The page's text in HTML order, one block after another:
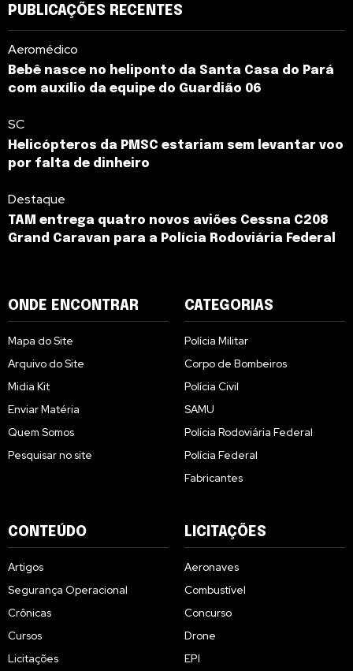
PUBLICAÇÕES RECENTES
Aeromédico
Bebê nasce no heliponto da Santa Casa do Pará
com auxílio da equipe do Guardião 06
SC
Helicópteros da PMSC estariam sem levantar voo
por falta de dinheiro
Destaque
TAM entrega quatro novos aviões Cessna C208
Grand Caravan para a Polícia Rodoviária Federal
ONDE ENCONTRAR
Mapa do Site
Arquivo do Site
Midia Kit
Enviar Matéria
Quem Somos
Pesquisar no site
CATEGORIAS
Polícia Militar
Corpo de Bombeiros
Polícia Civil
SAMU
Polícia Rodoviária Federal
Polícia Federal
Fabricantes
CONTEÚDO
Artigos
Segurança Operacional
Crônicas
Cursos
Licitações
LICITAÇÕES
Aeronaves
Combustível
Concurso
Drone
EPI